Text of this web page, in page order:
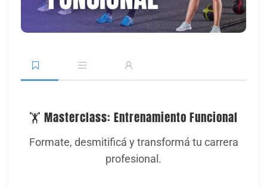
🏋️ Masterclass: Entrenamiento Funcional
Formate, desmitificá y transformá tu carrera
profesional.